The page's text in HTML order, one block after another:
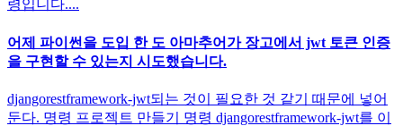
령입니다....
어제 파이썬을 도입 한 도 아마추어가 장고에서 jwt 토큰 인증
을 구현할 수 있는지 시도했습니다.
djangorestframework-jwt되는 것이 필요한 것 같기 때문에 넣어
둔다. 명령 프로젝트 만들기 명령 djangorestframework-jwt를 이